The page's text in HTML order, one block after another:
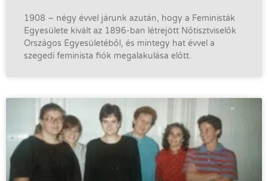
1908 – négy évvel járunk azután, hogy a Feministák
Egyesülete kivált az 1896-ban létrejött Nőtisztviselők
Országos Egyesületéből, és mintegy hat évvel a
szegedi feminista fiók megalakulása előtt.